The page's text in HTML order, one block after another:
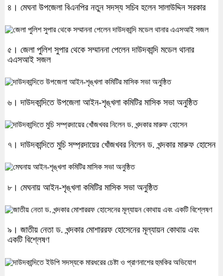
৪। মেঘনা উপজেলা বিএনপির নতুন সদস্য সচিব হলেন সালাউদ্দিন সরকার
৫। জেলা পুলিশ সুপার থেকে সম্মাননা পেলেন দাউদকান্দি মডেল থানার
এএসআই সজল
৬। দাউদকান্দিতে উপজেলা আইন-শৃঙ্খলা কমিটির মাসিক সভা অনুষ্ঠিত
৭। দাউদকান্দিতে মুচি সম্প্রদায়ের খোঁজখবর নিলেন ড. খন্দকার মারুফ হোসেন
৮। মেঘনায় আইন-শৃঙ্খলা কমিটির মাসিক সভা অনুষ্ঠিত
৯। জাতীয় নেতা ড. খন্দকার মোশাররফ হোসেনের মূল্যায়ন কোথায় এবং
একটি বিশ্লেষণ